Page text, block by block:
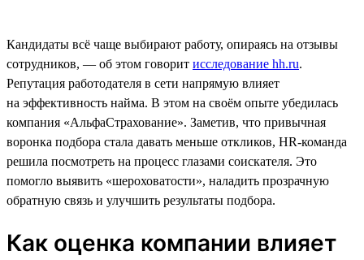
Кандидаты всё чаще выбирают работу, опираясь на отзывы
сотрудников, — об этом говорит исследование hh.ru.
Репутация работодателя в сети напрямую влияет
на эффективность найма. В этом на своём опыте убедилась
компания «АльфаСтрахование». Заметив, что привычная
воронка подбора стала давать меньше откликов, HR-команда
решила посмотреть на процесс глазами соискателя. Это
помогло выявить «шероховатости», наладить прозрачную
обратную связь и улучшить результаты подбора.
Как оценка компании влияет